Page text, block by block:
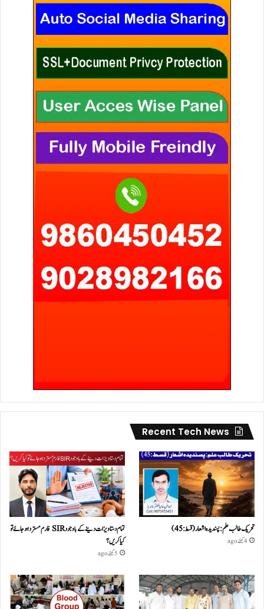
Recent Tech News
تحریک طالب علم: پسندیدہ اشعار (قسط:45)
4 گھنٹے ago
تمام دستاویزات دینے کے باوجود SIR فارم مسترد ہو جائے تو
کیا کریں؟
5 گھنٹے ago